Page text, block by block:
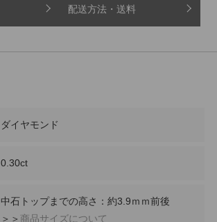
配送方法・送料
ダイヤモンド
0.30ct
中石トップまでの高さ：約3.9ｍｍ前後
＞＞ 商品サイズについて